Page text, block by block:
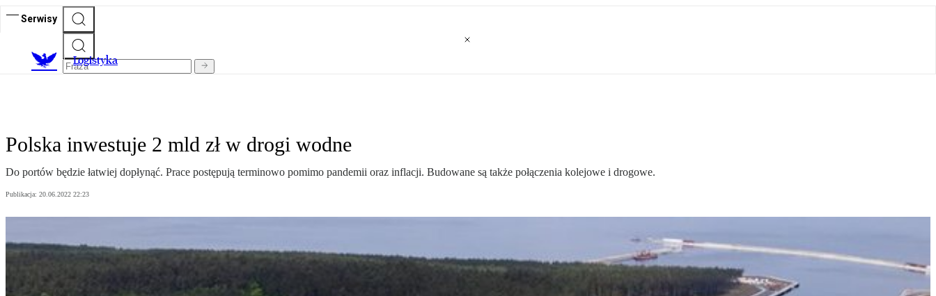
Serwisy
Logistyka
Polska inwestuje 2 mld zł w drogi wodne
Do portów będzie łatwiej dopłynąć. Prace postępują terminowo pomimo pandemii oraz inflacji. Budowane są także połączenia kolejowe i drogowe.
Publikacja: 20.06.2022 22:23